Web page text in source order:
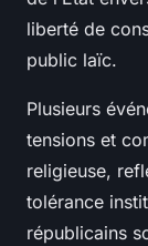
liberté de
public laïc.
Plusieurs
tensions et
religieuse,
tolérance
républicains